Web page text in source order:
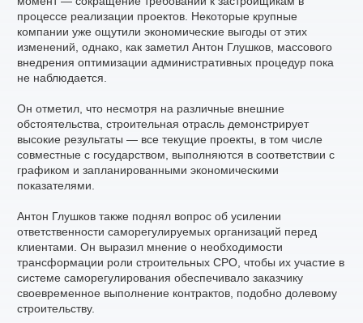
процессе реализации проектов. Некоторые крупные
компании уже ощутили экономические выгоды от этих
изменений, однако, как заметил Антон Глушков, массового
внедрения оптимизации административных процедур пока
не наблюдается.
Он отметил, что несмотря на различные внешние
обстоятельства, строительная отрасль демонстрирует
высокие результаты — все текущие проекты, в том числе
совместные с государством, выполняются в соответствии с
графиком и запланированными экономическими
показателями.
Антон Глушков также поднял вопрос об усилении
ответственности саморегулируемых организаций перед
клиентами. Он выразил мнение о необходимости
трансформации роли строительных СРО, чтобы их участие в
системе саморегулирования обеспечивало заказчику
своевременное выполнение контрактов, подобно долевому
строительству.